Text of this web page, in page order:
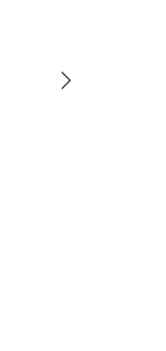
Sabonete de